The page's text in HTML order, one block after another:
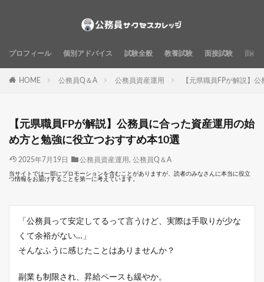
プロフィール 個別アドバイス 試験全般 教養試験 面接試験 面接
HOME 公務員Q＆A 公務員資産運用 【元県職員FPが解説】
【元県職員FPが解説】公務員に合った資産運用の始
め方と勉強に役立つおすすめ本10選
2025年7月19日 公務員資産運用 , 公務員Q＆A
当サイトでは一部にプロモーションを含むことがありますが、読者のみなさんに本当に役立
つ情報をお届けすることを第一に考えています。
「公務員って安定してるって言うけど、実際は手取りが少な
くて余裕がない…」
そんなふうに感じたことはありませんか？
副業も制限され、昇給ペースも緩やか。